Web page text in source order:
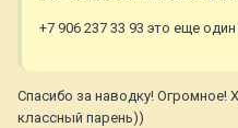
+7 906 237 33 93 это еще
Спасибо за наводку! Огромное!
классный парень))